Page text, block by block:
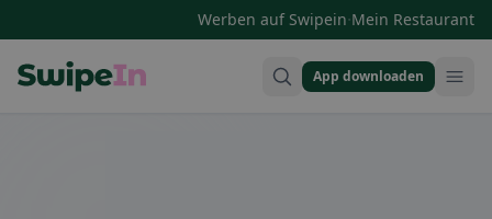
Werben auf Swipein·Mein Restaurant
App downloaden